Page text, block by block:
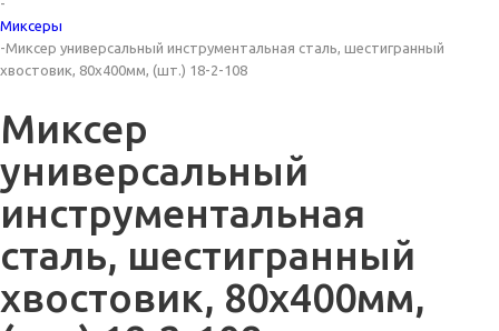
-
Миксеры
-Миксер универсальный инструментальная сталь, шестигранный
хвостовик, 80х400мм, (шт.) 18-2-108
Миксер
универсальный
инструментальная
сталь, шестигранный
хвостовик, 80х400мм,